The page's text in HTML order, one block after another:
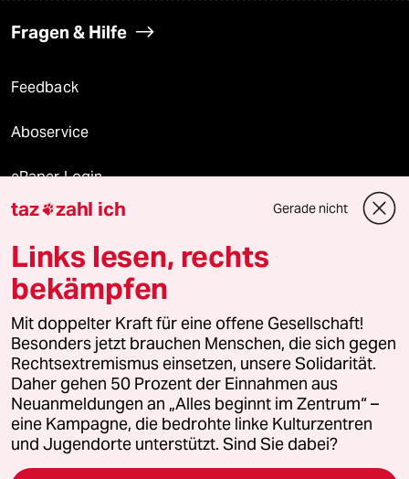
Fragen & Hilfe
Feedback
Aboservice
ePaper Login
Downloads für Abonnierende
© 2026 taz Verlags und Vertriebs GmbH
Alle Rechte vorbehalten. Bei rechtlichen Fragen oder für Genehmigungen
wenden Sie sich bitte an
lizenzen@taz.de
Feedback Redaktionsstatut Kommune-Richtlinien
Leitlinie Informant Datenschutz Impressum AGB
taz zahl ich Gerade nicht
Links lesen, rechts
bekämpfen
Mit doppelter Kraft für eine offene Gesellschaft!
Besonders jetzt brauchen Menschen, die sich gegen
Rechtsextremismus einsetzen, unsere Solidarität.
Daher gehen 50 Prozent der Einnahmen aus
Neuanmeldungen an „Alles beginnt im Zentrum“ –
eine Kampagne, die bedrohte linke Kulturzentren
und Jugendorte unterstützt. Sind Sie dabei?